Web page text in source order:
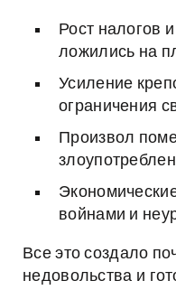
Рост налогов
ложились на
Усиление
ограничения
Произвол
войнами и
Все это создало
недовольства и